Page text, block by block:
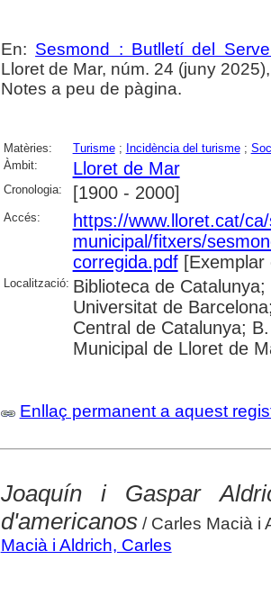
En: Sesmond : Butlletí del
Lloret de Mar, núm. 24 (juny
Notes a peu de pàgina.
Matèries: Turisme; Incidència del turisme;
Àmbit:
Lloret de Mar
Cronologia: [1900 - 2000]
Accés:
https://www.lloret.cat/
municipal/fitxers/
corregida.pdf[Exemplar
Localització: Biblioteca de
Universitat de
Central de Catalunya;
Municipal de Lloret de
Enllaç permanent a aquest
Joaquín i Gaspar
d'americanos/ Carles Macià i
Macià i Aldrich, Carles